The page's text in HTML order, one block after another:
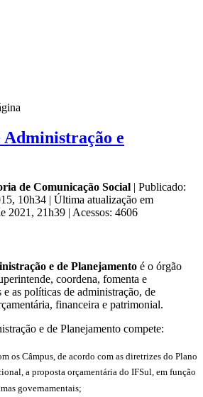
e
de Comunicação Social | Publicado:
10h34 | Última atualização em
2021, 21h39 | Acessos: 4606
e de Planejamento é o órgão
coordena, fomenta e
e as políticas de administração, de
financeira e patrimonial.
e de Planejamento compete:
os Câmpus, de acordo com as diretrizes do Plano
a proposta orçamentária do IFSul, em função
governamentais;